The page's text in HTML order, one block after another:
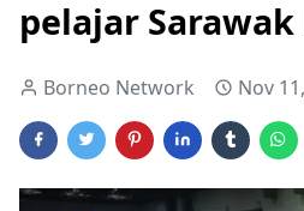
pelajar Sarawak
Borneo Network Nov